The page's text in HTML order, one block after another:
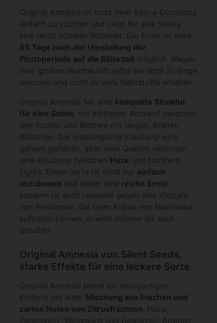
Original Amnesia ist trotz ihrer Sativa-Dominanz
einfach zu züchten und zeigt für eine Sativa
eine recht schnelle Blütezeit. Die Ernte ist etwa
65 Tage nach der Umstellung der
Photoperiode auf die Blütezeit möglich. Wegen
ihrer großen Wuchskraft sollte sie nicht zu lange
wachsen und nicht zu viele Nährstoffe erhalten.
Original Amnesia hat eine kompakte Struktur
für eine Sativa , mit mittlerem Abstand zwischen
den Knoten und Blättern mit langen, breiten
Blättchen. Die ursprüngliche Kreuzung wird
geheim gehalten, aber viele Quellen vermuten
eine Kreuzung zwischen Haze und Northern
Lights . Diese Sorte ist nicht nur einfach
anzubauen und bietet eine reiche Ernte
sondern ist auch resistent gegen eine Vielzahl
von Problemen, die beim Anbau von Marihuana
auftreten können, sowohl drinnen als auch
draußen.
Original Amnesia von Silent Seeds,
starke Effekte für eine leckere Sorte
Original Amnesia bietet ein einzigartiges
Erlebnis mit einer Mischung aus frischen und
zarten Noten von Zitrusfrüchten , Haze,
Zedernholz, Weihrauch und Gewürzen. Aromen